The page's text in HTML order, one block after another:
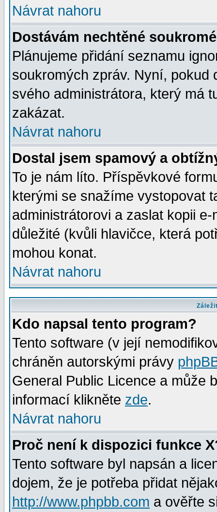
Návrat nahoru
Dostávám nechtěné
Plánujeme přidání seznamu
soukromých zpráv. Nyní, pokud
svého administrátora, který má
zakázat.
Návrat nahoru
Dostal jsem spamový a
To je nám líto. Příspěvkové
kterými se snažíme vystopovat
administrátorovi a zaslat kopii
důležité (kvůli hlavičce, která
mohou konat.
Návrat nahoru
Kdo napsal tento program?
Tento software (v její
chráněn autorskými právy
General Public Licence a může
informací klikněte zde.
Návrat nahoru
Proč není k dispozici funkce
Tento software byl napsán a
dojem, že je potřeba přidat
http://www.phpbb.com a ověřte